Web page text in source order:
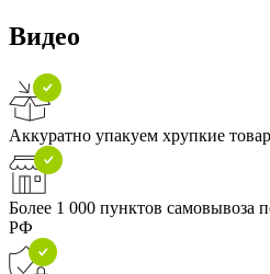
Видео
Аккуратно упакуем хрупкие
Более 1 000 пунктов самовывоза
РФ